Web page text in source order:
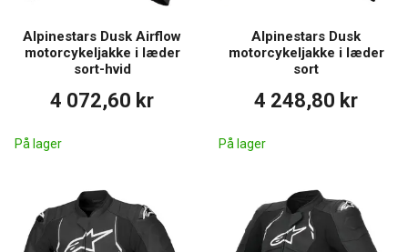
Alpinestars Dusk Airflow
motorcykeljakke i læder
sort-hvid
4 072,60 kr
På lager
Alpinestars Dusk
motorcykeljakke i læder
sort
4 248,80 kr
På lager